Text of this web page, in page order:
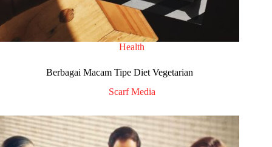
Health
Berbagai Macam Tipe Diet Vegetarian
Scarf Media